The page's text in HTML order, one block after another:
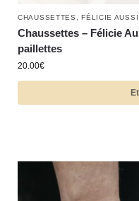
CHAUSSETTES ,FÉLICIE AUSSI
Chaussettes – Félicie
paillettes
20.00€